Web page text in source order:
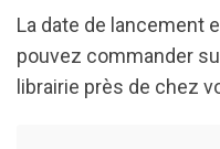
La date de lancement
pouvez commander
librairie près de chez